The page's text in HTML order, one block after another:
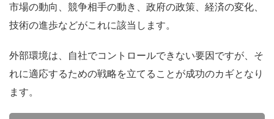
市場の動向、競争相手の動き、政府の政策、経済の変化、
技術の進歩などがこれに該当します。
外部環境は、自社でコントロールできない要因ですが、そ
れに適応するための戦略を立てることが成功のカギとなり
ます。